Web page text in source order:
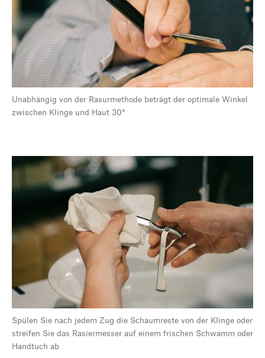
Unabhängig von der Rasurmethode beträgt der optimale Winkel
zwischen Klinge und Haut 30°
Spülen Sie nach jedem Zug die Schaumreste von der Klinge oder
streifen Sie das Rasiermesser auf einem frischen Schwamm oder
Handtuch ab